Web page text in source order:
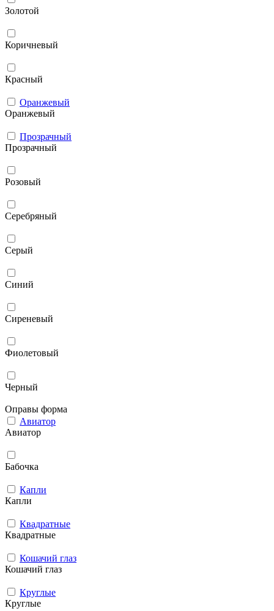
Золотой
Коричневый
Красный
Оранжевый
Оранжевый
Прозрачный
Прозрачный
Розовый
Серебряный
Серый
Синий
Сиреневый
Фиолетовый
Черный
Оправы форма
Авиатор
Авиатор
Бабочка
Капли
Капли
Квадратные
Квадратные
Кошачий глаз
Кошачий глаз
Круглые
Круглые